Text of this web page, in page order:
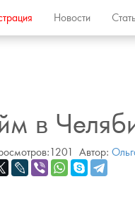
Новости
в
Автор: